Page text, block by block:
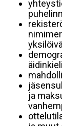
ja